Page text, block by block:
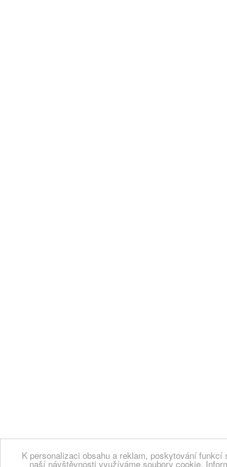
K personalizaci obsahu a reklam, poskytování
naší návštěvnosti využíváme soubory cookie.